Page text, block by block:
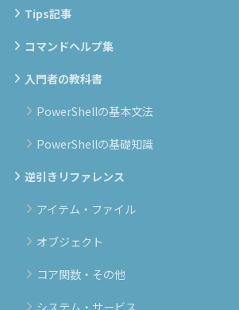
Tips記事
コマンドヘルプ集
入門者の教科書
PowerShellの基本文法
PowerShellの基礎知識
逆引きリファレンス
アイテム・ファイル
オブジェクト
コア関数・その他
システム・サービス